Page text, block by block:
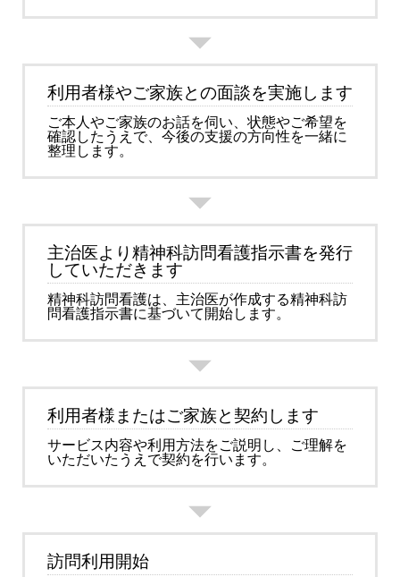
利用者様やご家族との面談を実施します
ご本人やご家族のお話を伺い、状態やご希望を
確認したうえで、今後の支援の方向性を一緒に
整理します。
主治医より精神科訪問看護指示書を発行
していただきます
精神科訪問看護は、主治医が作成する精神科訪
問看護指示書に基づいて開始します。
利用者様またはご家族と契約します
サービス内容や利用方法をご説明し、ご理解を
いただいたうえで契約を行います。
訪問利用開始